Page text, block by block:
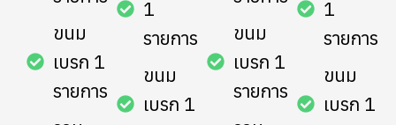
ขนม
เบรก 1
รายการ
1
รายการ
ขนม
เบรก 1
ขนม
เบรก 1
รายการ
1
รายการ
ขนม
เบรก 1